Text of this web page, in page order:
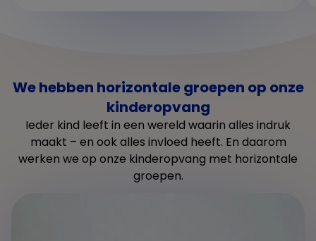
We hebben horizontale groepen op onze
kinderopvang
Ieder kind leeft in een wereld waarin alles indruk
maakt – en ook alles invloed heeft. En daarom
werken we op onze kinderopvang met horizontale
groepen.